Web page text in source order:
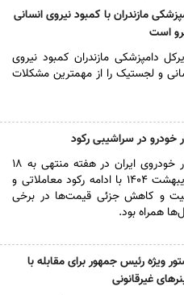
مازندران با کمبود نیروی انسانی
است
دامپزشکی مازندران کمبود نیروی
و لجستیک را از مهمترین مشکلات
خودرو در سراشیبی رکود
بازار خودروی ایران در هفته منتهی به ۱۸
اردیبهشت ۱۴۰۴ با ادامه رکود معاملاتی و
و کاهش جزئی قیمت‌ها در برخی
همراه بود.
ویژه رئیس جمهور برای مقابله با
غیرقانونی